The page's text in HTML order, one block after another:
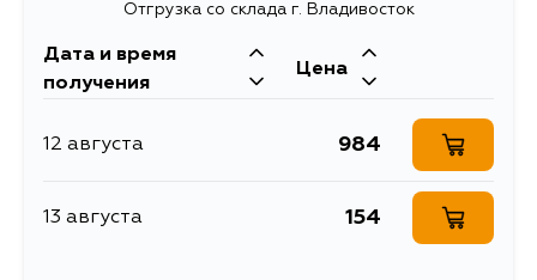
Отгрузка со склада г. Владивосток
Дата и время
получения
Цена
12 августа 984
13 августа 154